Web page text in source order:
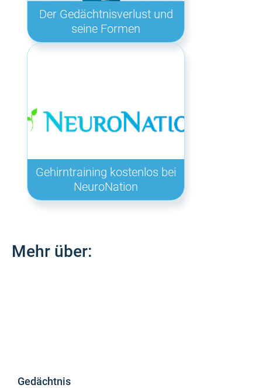
Der Gedächtnisverlust und
seine Formen
Gehirntraining kostenlos bei
NeuroNation
Mehr über:
Gedächtnis